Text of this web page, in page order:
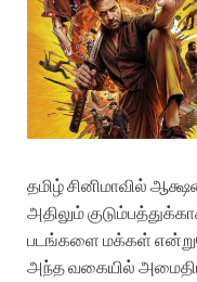
தமிழ் சினிமாவில்
அதிலும்
படங்களை மக்கள்
அந்த வகையில்